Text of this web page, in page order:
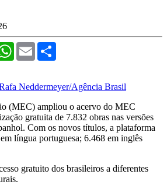
WhatsApp
Email
Neddermeyer/Agência Brasil
(MEC) ampliou o acervo do MEC
gratuita de 7.832 obras nas versões
Com os novos títulos, a plataforma
língua portuguesa; 6.468 em inglês
gratuito dos brasileiros a diferentes